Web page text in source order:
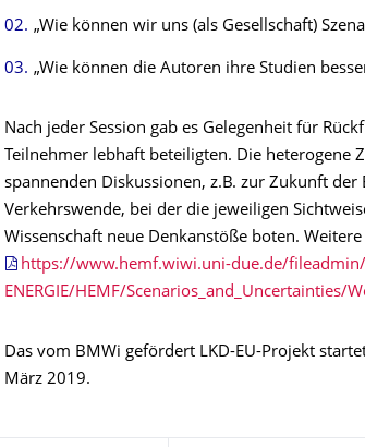
„Wie können wir uns (als Gesellschaft)
„Wie können die Autoren ihre Studien
Nach jeder Session gab es Gelegenheit für
Teilnehmer lebhaft beteiligten. Die heterogene
spannenden Diskussionen, z.B. zur Zukunft
Verkehrswende, bei der die jeweiligen
Wissenschaft neue Denkanstöße boten.
https://www.hemf.wiwi.uni-due.de/
ENERGIE/HEMF/Scenarios_and_Uncertainties/
Das vom BMWi gefördert LKD-EU-Projekt
März 2019.